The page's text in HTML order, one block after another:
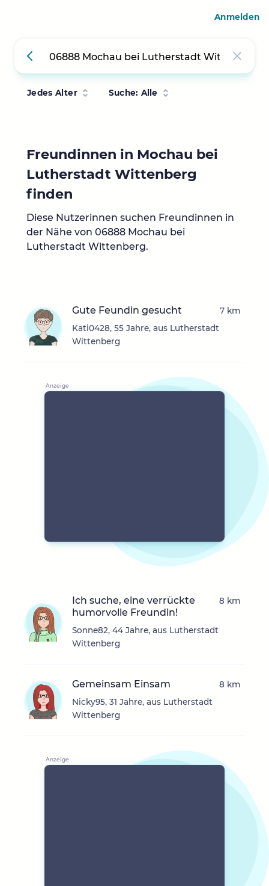
Jedes Alter Suche: Alle
Freundinnen in Mochau bei
Lutherstadt Wittenberg
finden
Diese Nutzerinnen suchen Freundinnen in
der Nähe von 06888 Mochau bei
Lutherstadt Wittenberg.
Gute Feundin gesucht
Kati0428, 55 Jahre, aus Lutherstadt
Wittenberg
7 km
Ich suche, eine verrückte
humorvolle Freundin!
Sonne82, 44 Jahre, aus Lutherstadt
Wittenberg
8 km
Gemeinsam Einsam
Nicky95, 31 Jahre, aus Lutherstadt
Wittenberg
8 km
Anmelden